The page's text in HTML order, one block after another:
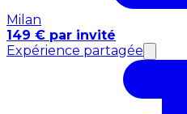
Milan
149 € par invité
Expérience partagée